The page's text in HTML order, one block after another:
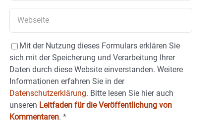
Mit der Nutzung dieses Formulars erklären Sie
sich mit der Speicherung und Verarbeitung Ihrer
Daten durch diese Website einverstanden. Weitere
Informationen erfahren Sie in der
Datenschutzerklärung. Bitte lesen Sie hier auch
unseren Leitfaden für die Veröffentlichung von
Kommentaren. *